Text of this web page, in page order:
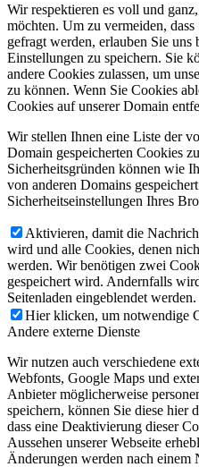
Wir respektieren es voll und
möchten. Um zu vermeiden,
gefragt werden, erlauben Sie
Einstellungen zu speichern. Sie
andere Cookies zulassen, um
zu können. Wenn Sie Cookies
Cookies auf unserer Domain
Wir stellen Ihnen eine Liste der
Domain gespeicherten Cookies
Sicherheitsgründen können wie
von anderen Domains
Sicherheitseinstellungen Ihres
Aktivieren, damit die
wird und alle Cookies, denen
werden. Wir benötigen zwei
gespeichert wird. Andernfalls
Seitenladen eingeblendet werden.
Hier klicken, um notwendige
Andere externe Dienste
Wir nutzen auch verschiedene
Webfonts, Google Maps und
Anbieter möglicherweise
speichern, können Sie diese hier
dass eine Deaktivierung dieser
Aussehen unserer Webseite
Änderungen werden nach einem